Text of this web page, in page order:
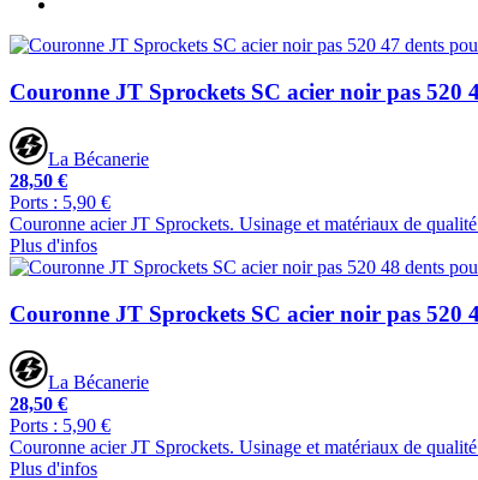
Couronne JT Sprockets SC acier noir pas 520
La Bécanerie
28,50 €
Ports : 5,90 €
Couronne acier JT Sprockets. Usinage et matériaux de
Plus d'infos
Couronne JT Sprockets SC acier noir pas 520
La Bécanerie
28,50 €
Ports : 5,90 €
Couronne acier JT Sprockets. Usinage et matériaux de
Plus d'infos